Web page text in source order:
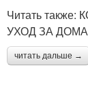
Читать
УХОД ЗА
читать дальше →